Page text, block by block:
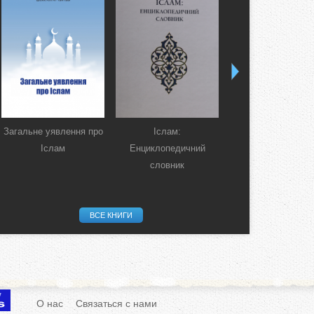
Загальне уявлення про
Іслам
Іслам:
Енциклопедичний
словник
смислів
мовою
ВСЕ КНИГИ
О нас Связаться с нами